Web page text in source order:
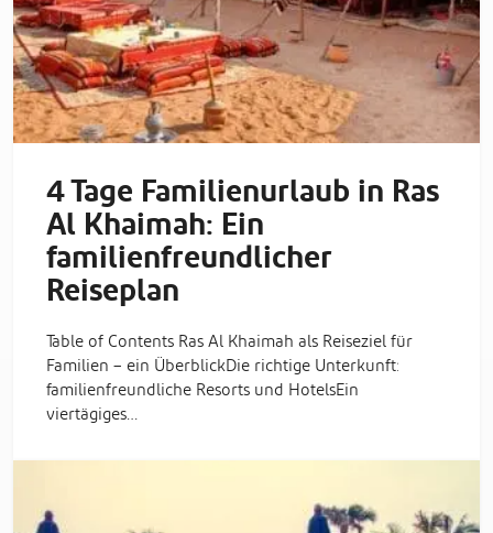
4 Tage Familienurlaub in Ras
Al Khaimah: Ein
familienfreundlicher
Reiseplan
Table of Contents Ras Al Khaimah als Reiseziel für
Familien – ein ÜberblickDie richtige Unterkunft:
familienfreundliche Resorts und HotelsEin
viertägiges…